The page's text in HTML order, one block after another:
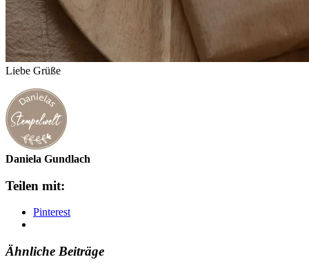
Liebe Grüße
Daniela Gundlach
Teilen mit:
Pinterest
Ähnliche Beiträge